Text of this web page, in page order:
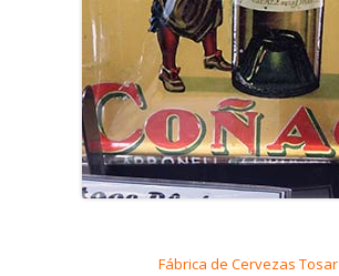
Fábrica de Cervezas Tosar